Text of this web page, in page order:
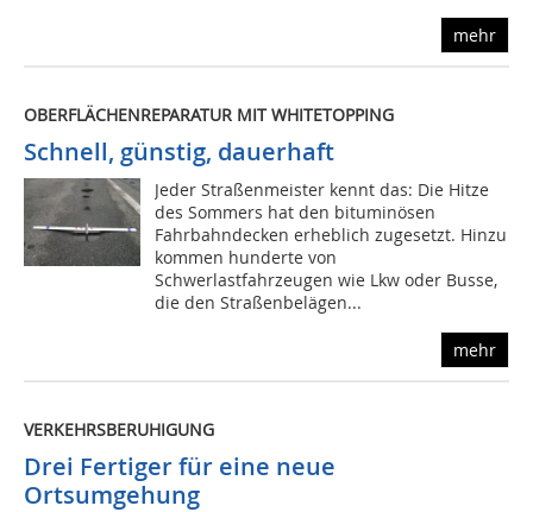
mehr
OBERFLÄCHENREPARATUR MIT WHITETOPPING
Schnell, günstig, dauerhaft
Jeder Straßenmeister kennt das: Die Hitze
des Sommers hat den bituminösen
Fahrbahndecken erheblich zugesetzt. Hinzu
kommen hunderte von
Schwerlastfahrzeugen wie Lkw oder Busse,
die den Straßenbelägen...
mehr
VERKEHRSBERUHIGUNG
Drei Fertiger für eine neue
Ortsumgehung